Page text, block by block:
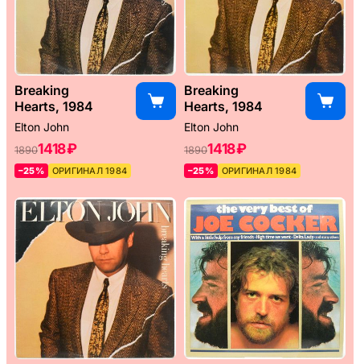
Breaking
Hearts, 1984
Elton John
18901418 ₽
–25% ОРИГИНАЛ 1984
Breaking
Hearts, 1984
Elton John
18901418 ₽
–25% ОРИГИНАЛ 1984